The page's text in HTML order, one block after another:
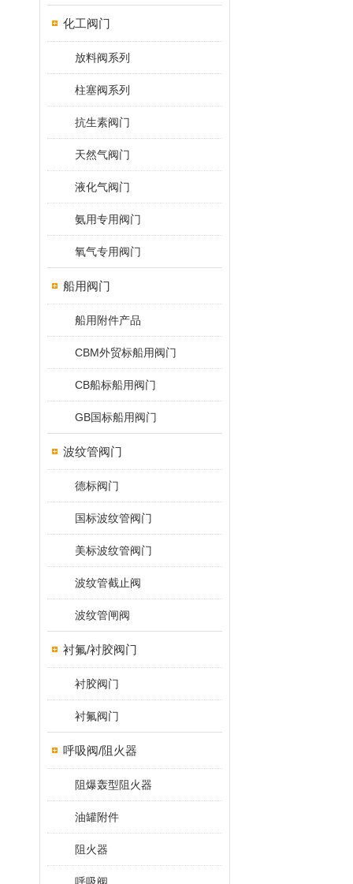
化工阀门
放料阀系列
柱塞阀系列
抗生素阀门
天然气阀门
液化气阀门
氨用专用阀门
氧气专用阀门
船用阀门
船用附件产品
CBM外贸标船用阀门
CB船标船用阀门
GB国标船用阀门
波纹管阀门
德标阀门
国标波纹管阀门
美标波纹管阀门
波纹管截止阀
波纹管闸阀
衬氟/衬胶阀门
衬胶阀门
衬氟阀门
呼吸阀/阻火器
阻爆轰型阻火器
油罐附件
阻火器